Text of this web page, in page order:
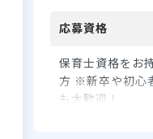
勤OK
地域全体で子どもを
ィを築き上げていく
指しています。 【保育の取り
組みの例】 ・アー
ーション 絵やオブ
を通じて、子どもの
応募資格
保育士資格をお
方 ※新卒や初心
も大歓迎！